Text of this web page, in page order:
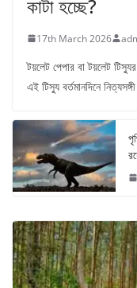
কাটা হচ্ছে?
17th March 2026
টয়লেট পেপার বা টয়লেট
এই টিস্যু বর্তমানদিনে